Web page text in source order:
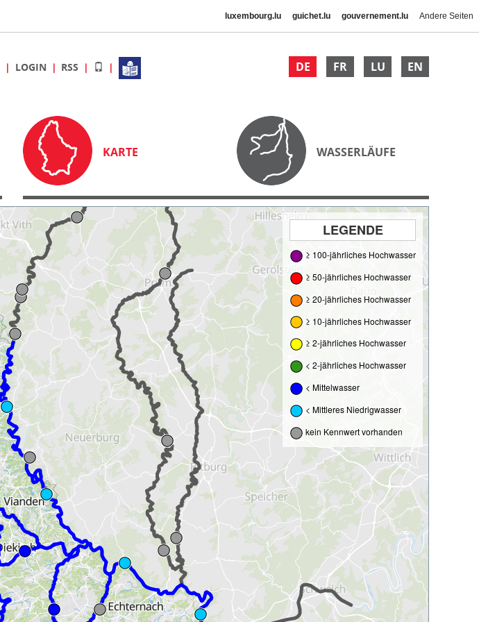
luxembourg.lu guichet.lu gouvernement.lu Andere Seiten
DE FR LU EN
LOGIN RSS
KARTE WASSERLÄUFE
LEGENDE
≥ 100-jährliches Hochwasser
≥ 50-jährliches Hochwasser
≥ 20-jährliches Hochwasser
≥ 10-jährliches Hochwasser
≥ 2-jährliches Hochwasser
< 2-jährliches Hochwasser
< Mittelwasser
< Mittleres Niedrigwasser
kein Kennwert vorhanden